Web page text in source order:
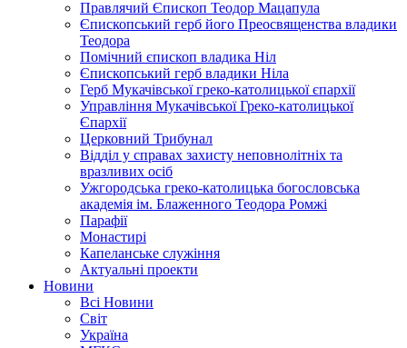
Правлячий Єпископ Теодор Мацапула
Єпископський герб його Преосвященства владики
Теодора
Помічний єпископ владика Ніл
Єпископський герб владики Ніла
Герб Мукачівської греко-католицької єпархії
Управління Мукачівської Греко-католицької
Єпархії
Церковний Трибунал
Відділ у справах захисту неповнолітніх та
вразливих осіб
Ужгородська греко-католицька богословська
академія ім. Блаженного Теодора Ромжі
Парафії
Монастирі
Капеланське служіння
Актуальні проекти
Новини
Всі Новини
Світ
Україна